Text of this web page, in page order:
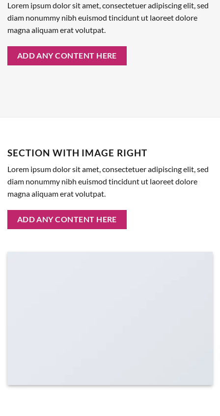
Lorem ipsum dolor sit amet, consectetuer adipiscing elit, sed
diam nonummy nibh euismod tincidunt ut laoreet dolore
magna aliquam erat volutpat.
ADD ANY CONTENT HERE
SECTION WITH IMAGE RIGHT
Lorem ipsum dolor sit amet, consectetuer adipiscing elit, sed
diam nonummy nibh euismod tincidunt ut laoreet dolore
magna aliquam erat volutpat.
ADD ANY CONTENT HERE